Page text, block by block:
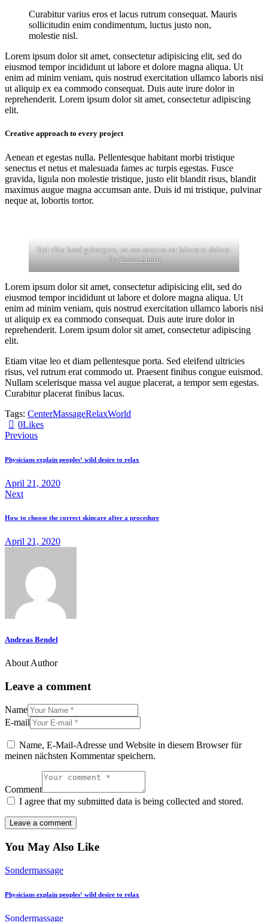
Curabitur varius eros et lacus rutrum consequat. Mauris
sollicitudin enim condimentum, luctus justo non,
molestie nisl.
Lorem ipsum dolor sit amet, consectetur adipisicing elit, sed do
eiusmod tempor incididunt ut labore et dolore magna aliqua. Ut
enim ad minim veniam, quis nostrud exercitation ullamco laboris nisi
ut aliquip ex ea commodo consequat. Duis aute irure dolor in
reprehenderit. Lorem ipsum dolor sit amet, consectetur adipiscing
elit.
Creative approach to every project
Aenean et egestas nulla. Pellentesque habitant morbi tristique
senectus et netus et malesuada fames ac turpis egestas. Fusce
gravida, ligula non molestie tristique, justo elit blandit risus, blandit
maximus augue magna accumsan ante. Duis id mi tristique, pulvinar
neque at, lobortis tortor.
Stet clita kasd gubergren, no sea sanctus est labore et dolore.
By Kevin Smith
Lorem ipsum dolor sit amet, consectetur adipisicing elit, sed do
eiusmod tempor incididunt ut labore et dolore magna aliqua. Ut
enim ad minim veniam, quis nostrud exercitation ullamco laboris nisi
ut aliquip ex ea commodo consequat. Duis aute irure dolor in
reprehenderit. Lorem ipsum dolor sit amet, consectetur adipiscing
elit.
Etiam vitae leo et diam pellentesque porta. Sed eleifend ultricies
risus, vel rutrum erat commodo ut. Praesent finibus congue euismod.
Nullam scelerisque massa vel augue placerat, a tempor sem egestas.
Curabitur placerat finibus lacus.
Tags: CenterMassageRelaxWorld
0Likes
Beitragsnavigation
Previous
Physicians explain peoples‘ wild desire to relax
April 21, 2020
Next
How to choose the correct skincare after a procedure
April 21, 2020
Andreas Bendel
About Author
Leave a comment
Name
E-mail
Name, E-Mail-Adresse und Website in diesem Browser für
meinen nächsten Kommentar speichern.
Comment
I agree that my submitted data is being collected and stored.
You May Also Like
Sondermassage
Physicians explain peoples‘ wild desire to relax
Sondermassage